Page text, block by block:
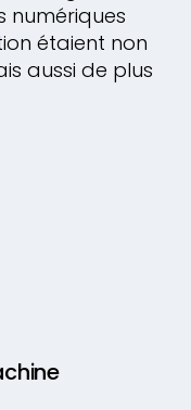
numériques
étaient non
aussi de plus